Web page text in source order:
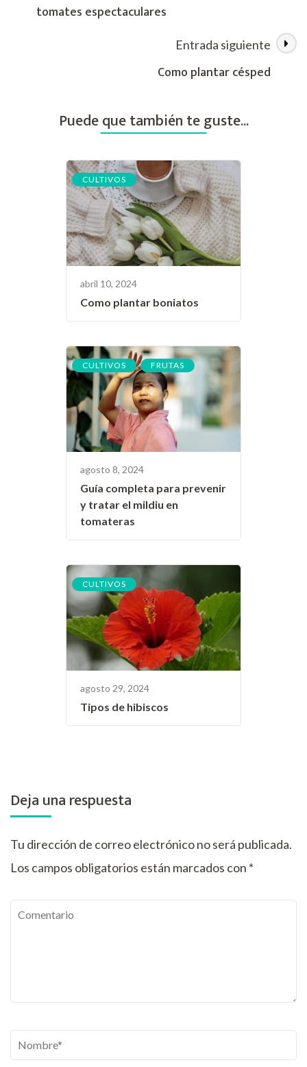
tomates espectaculares
Entrada siguiente
Como plantar césped
Puede que también te guste...
CULTIVOS
abril 10, 2024
Como plantar boniatos
CULTIVOS , FRUTAS
agosto 8, 2024
Guía completa para prevenir
y tratar el mildiu en
tomateras
CULTIVOS
agosto 29, 2024
Tipos de hibiscos
Deja una respuesta
Tu dirección de correo electrónico no será publicada.
Los campos obligatorios están marcados con *
Comentario
Nombre*